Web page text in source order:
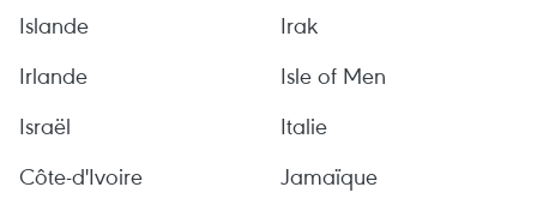
Islande
Irak
Irlande
Isle of Men
Israël
Italie
Côte-d'Ivoire
Jamaïque